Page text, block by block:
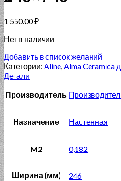
1 550.00₽
Нет в наличии
Добавить в список желаний
Категории: Aline,Alma Ceramica
Детали
Производитель
Назначение Настенная
M2 0,182
Ширина (мм) 246